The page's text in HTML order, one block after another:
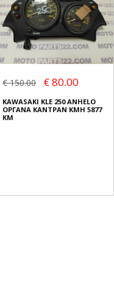
€ 150.00 € 80.00
KAWASAKI KLE 250 ANHELO
ΟΡΓΑΝΑ ΚΑΝΤΡΑΝ KMH 5877
KM